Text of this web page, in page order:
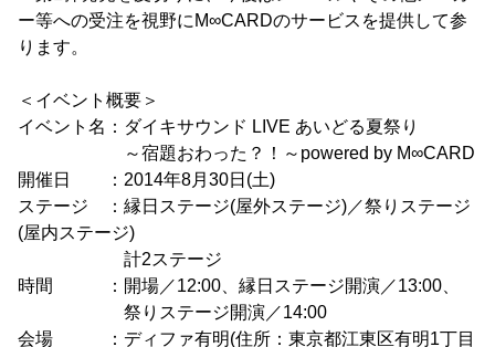
ー等への受注を視野にM∞CARDのサービスを提供して参
ります。
＜イベント概要＞
イベント名：ダイキサウンド LIVE あいどる夏祭り
～宿題おわった？！～powered by M∞CARD
開催日 ：2014年8月30日(土)
ステージ ：縁日ステージ(屋外ステージ)／祭りステージ
(屋内ステージ)
計2ステージ
時間 ：開場／12:00、縁日ステージ開演／13:00、
祭りステージ開演／14:00
会場 ：ディファ有明(住所：東京都江東区有明1丁目